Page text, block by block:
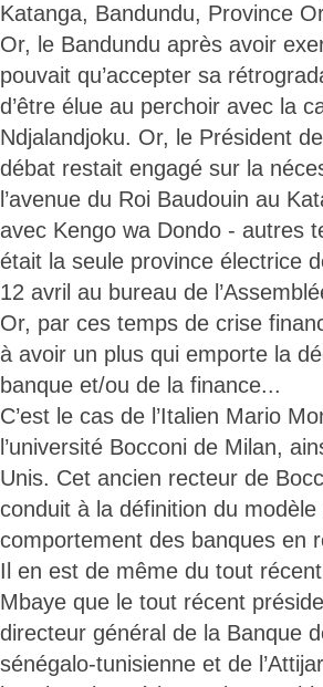
Katanga, Bandundu, Province
Or, le Bandundu après avoir
pouvait qu’accepter sa
d’être élue au perchoir avec la
Ndjalandjoku. Or, le Président
débat restait engagé sur la
l’avenue du Roi Baudouin au
avec Kengo wa Dondo - autres
était la seule province électrice
12 avril au bureau de
Or, par ces temps de crise
à avoir un plus qui emporte la
banque et/ou de la finance...
C’est le cas de l’Italien Mario
l’université Bocconi de Milan,
Unis. Cet ancien recteur de
conduit à la définition du
comportement des banques en
Il en est de même du tout
Mbaye que le tout récent
directeur général de la Banque
sénégalo-tunisienne et de